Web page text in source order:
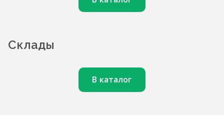
Склады
В каталог